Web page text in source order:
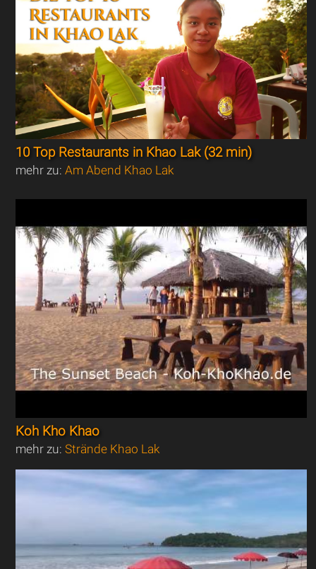
10 Top Restaurants in Khao Lak (32 min)
mehr zu:Am Abend Khao Lak
Koh Kho Khao
mehr zu:Strände Khao Lak